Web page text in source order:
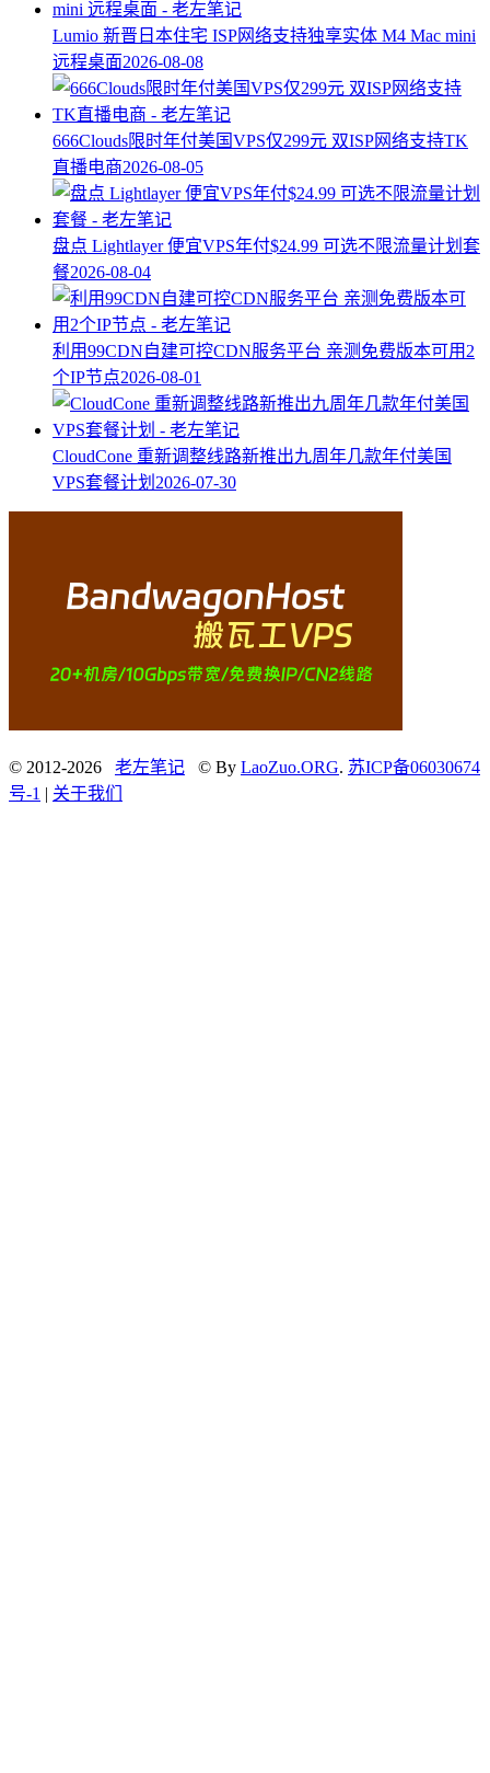
Lumio 新晋日本住宅 ISP网络支持独享实体 M4 Mac mini
远程桌面2026-08-08
666Clouds限时年付美国VPS仅299元 双ISP网络支持TK
直播电商2026-08-05
盘点 Lightlayer 便宜VPS年付$24.99 可选不限流量计划套
餐2026-08-04
利用99CDN自建可控CDN服务平台 亲测免费版本可用2
个IP节点2026-08-01
CloudCone 重新调整线路新推出九周年几款年付美国
VPS套餐计划 2026-07-30
© 2012-2026 老左笔记 © By LaoZuo.ORG. 苏ICP备06030674
号-1 | 关于我们